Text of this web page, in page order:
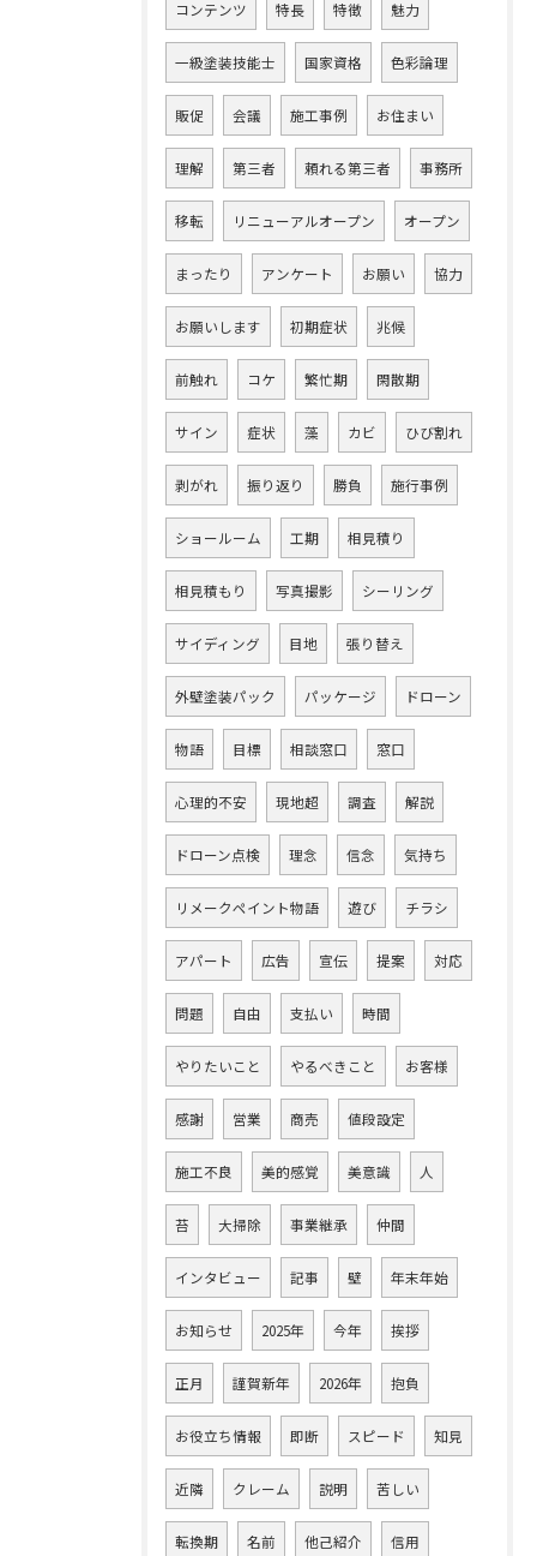
コンテンツ 特長 特徴 魅力
一級塗装技能士 国家資格 色彩論理
販促 会議 施工事例 お住まい
理解 第三者 頼れる第三者 事務所
移転 リニューアルオープン オープン
まったり アンケート お願い 協力
お願いします 初期症状 兆候
前触れ コケ 繁忙期 閑散期
サイン 症状 藻 カビ ひび割れ
剥がれ 振り返り 勝負 施行事例
ショールーム 工期 相見積り
相見積もり 写真撮影 シーリング
サイディング 目地 張り替え
外壁塗装パック パッケージ ドローン
物語 目標 相談窓口 窓口
心理的不安 現地超 調査 解説
ドローン点検 理念 信念 気持ち
リメークペイント物語 遊び チラシ
アパート 広告 宣伝 提案 対応
問題 自由 支払い 時間
やりたいこと やるべきこと お客様
感謝 営業 商売 値段設定
施工不良 美的感覚 美意識 人
苔 大掃除 事業継承 仲間
インタビュー 記事 壁 年末年始
お知らせ 2025年 今年 挨拶
正月 謹賀新年 2026年 抱負
お役立ち情報 即断 スピード 知見
近隣 クレーム 説明 苦しい
転換期 名前 他己紹介 信用